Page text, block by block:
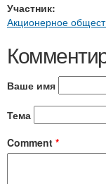
Участник:
Акционерное
Ваше имя
Тема
Comment *